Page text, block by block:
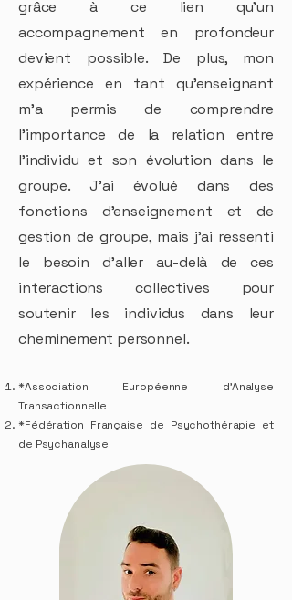
grâce à ce lien qu’un
accompagnement en profondeur
devient possible. De plus, mon
expérience en tant qu’enseignant
m’a permis de comprendre
l’importance de la relation entre
l’individu et son évolution dans le
groupe. J’ai évolué dans des
fonctions d’enseignement et de
gestion de groupe, mais j’ai ressenti
le besoin d’aller au-delà de ces
interactions collectives pour
soutenir les individus dans leur
cheminement personnel.
*Association Européenne d’Analyse
Transactionnelle
*Fédération Française de Psychothérapie et
de Psychanalyse